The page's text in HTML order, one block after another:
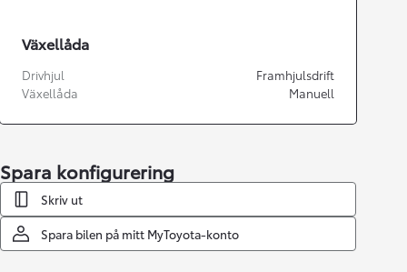
Växellåda
Drivhjul
Framhjulsdrift
Växellåda
Manuell
Spara konfigurering
Skriv ut
Spara bilen på mitt MyToyota-konto